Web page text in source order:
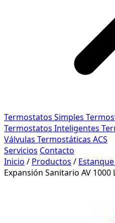
Termostatos Simples
Termostatos Inteligentes
Válvulas Termostáticas ACS
Servicios Contacto
Inicio / Productos /
Expansión Sanitario AV 1000